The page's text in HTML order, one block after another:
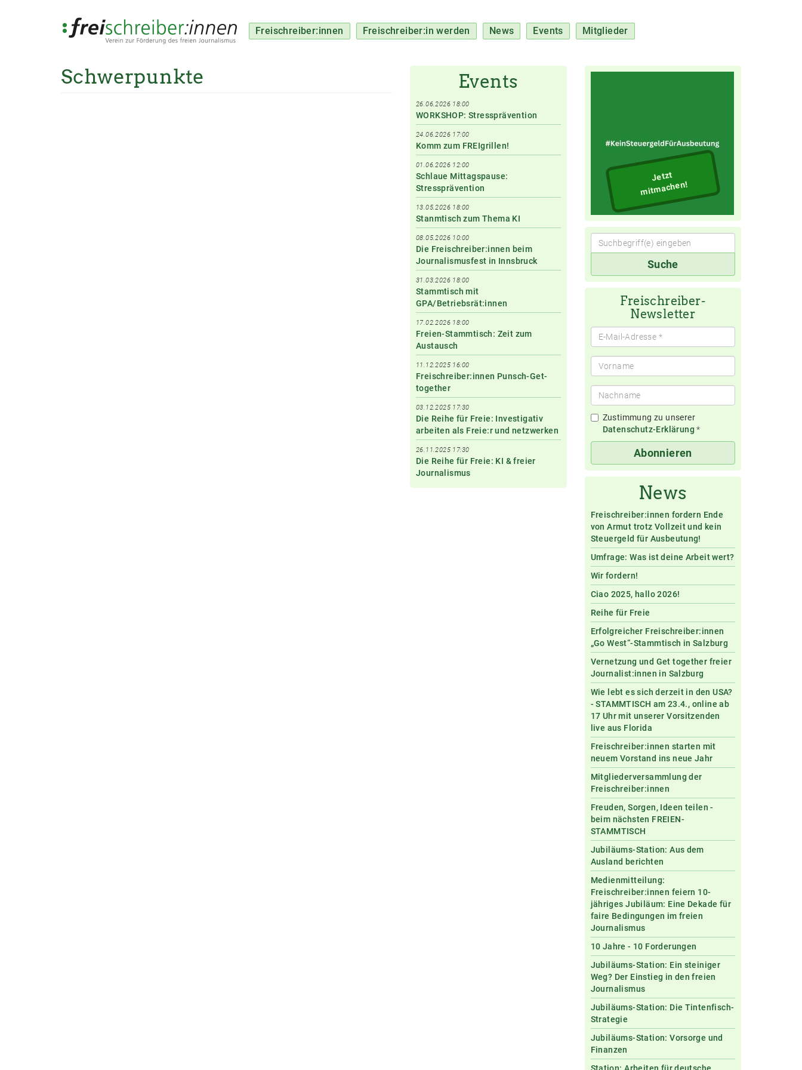
Freischreiber:innen Freischreiber:in werden News Events Mitglieder
Schwerpunkte Events
26.06.2026 18:00
WORKSHOP: Stressprävention
24.06.2026 17:00
Komm zum FREIgrillen!
01.06.2026 12:00
Schlaue Mittagspause:
Stressprävention
13.05.2026 18:00
Stanmtisch zum Thema KI
08.05.2026 10:00
Die Freischreiber:innen beim
Journalismusfest in Innsbruck
31.03.2026 18:00
Stammtisch mit
GPA/Betriebsrät:innen
17.02.2026 18:00
Freien-Stammtisch: Zeit zum
Austausch
11.12.2025 16:00
Freischreiber:innen Punsch-Get-
together
03.12.2025 17:30
Die Reihe für Freie: Investigativ
arbeiten als Freie:r und netzwerken
26.11.2025 17:30
Die Reihe für Freie: KI & freier
Journalismus
Jetzt
mitmachen!
Suchbegriff(e)Suche
Freischreiber-
Newsletter
Zustimmung zu unserer
Datenschutz-Erklärung *
Abonnieren
News
Freischreiber:innen fordern Ende
von Armut trotz Vollzeit und kein
Steuergeld für Ausbeutung!
Umfrage: Was ist deine Arbeit wert?
Wir fordern!
Ciao 2025, hallo 2026!
Reihe für Freie
Erfolgreicher Freischreiber:innen
„Go West“-Stammtisch in Salzburg
Vernetzung und Get together freier
Journalist:innen in Salzburg
Wie lebt es sich derzeit in den USA?
- STAMMTISCH am 23.4., online ab
17 Uhr mit unserer Vorsitzenden
live aus Florida
Freischreiber:innen starten mit
neuem Vorstand ins neue Jahr
Mitgliederversammlung der
Freischreiber:innen
Freuden, Sorgen, Ideen teilen -
beim nächsten FREIEN-
STAMMTISCH
Jubiläums-Station: Aus dem
Ausland berichten
Medienmitteilung:
Freischreiber:innen feiern 10-
jähriges Jubiläum: Eine Dekade für
faire Bedingungen im freien
Journalismus
10 Jahre - 10 Forderungen
Jubiläums-Station: Ein steiniger
Weg? Der Einstieg in den freien
Journalismus
Jubiläums-Station: Die Tintenfisch-
Strategie
Jubiläums-Station: Vorsorge und
Finanzen